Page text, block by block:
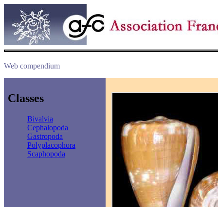
Web compendium
Classes
Bivalvia
Cephalopoda
Gastropoda
Polyplacophora
Scaphopoda